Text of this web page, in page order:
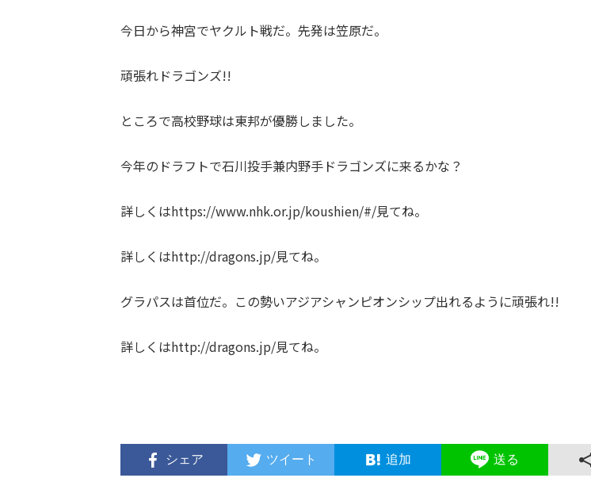
今日から神宮でヤクルト戦だ。先発は笠原だ。
頑張れドラゴンズ!!
ところで高校野球は東邦が優勝しました。
今年のドラフトで石川投手兼内野手ドラゴンズに来るかな？
詳しくはhttps://www.nhk.or.jp/koushien/#/見てね。
詳しくはhttp://dragons.jp/見てね。
グラパスは首位だ。この勢いアジアシャンピオンシップ出れるように頑張れ!!
詳しくはhttp://dragons.jp/見てね。
シェア ツイート 追加 送る